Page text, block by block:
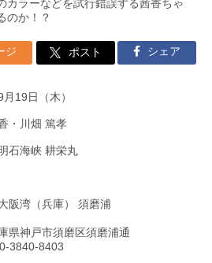
カラーなどを試行錯誤する茜香ちゃ
のか！？
ジ ポスト シェア
19日（木）
・川畑 篤孝
石海峡 耕栄丸
阪湾（兵庫） 須磨浦
県神戸市須磨区須磨浦通
3840-8403